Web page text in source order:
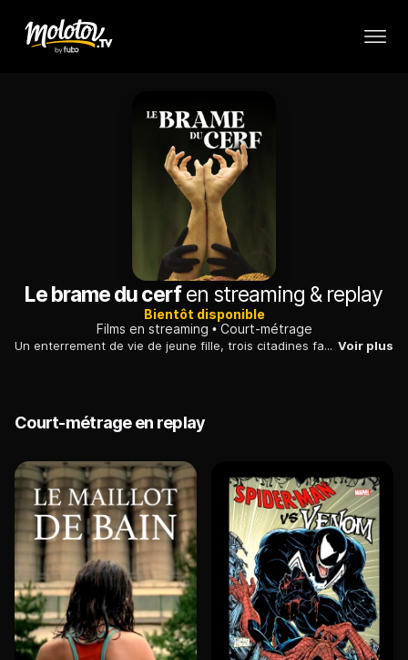
Le brame du cerfen streaming & replay
Bientôt disponible
Films en streaming
Court-métrage
Un enterrement de vie de jeune fille, trois citadines face à des chausseurs en proie au doute ; une vraie/fausse partie de chasse en Sologne. Voir plus
Court-métrage en replay